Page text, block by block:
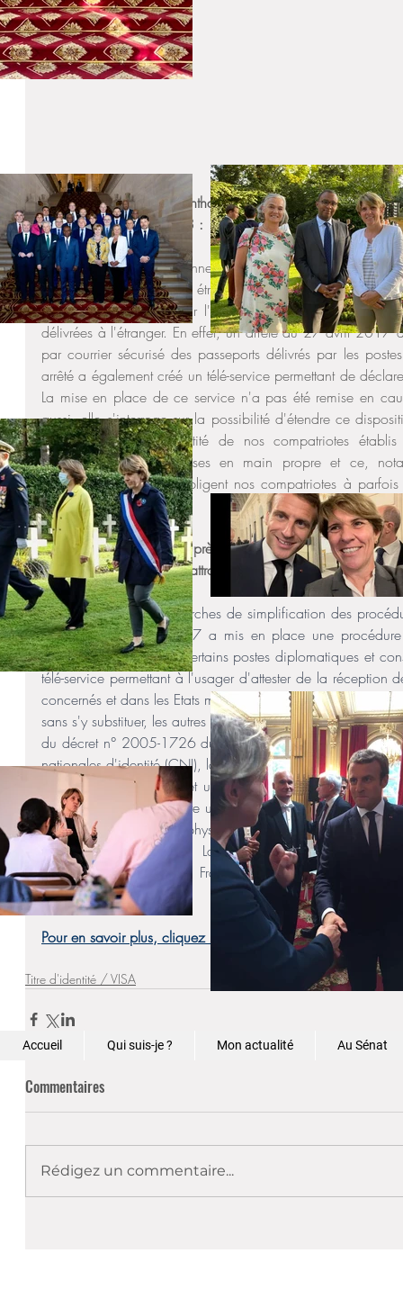
Question de Mme Samantha Cazebonne (Sénatrice des
publiée le 28/09/2023 :
Mme Samantha Cazebonne attire l'attention de M. le
l'Europe et des affaires étrangères, chargé du
Français de l'étranger sur l'envoi par courrier sécurisé
délivrées à l'étranger. En effet, un arrêté du 27 avril 2017
par courrier sécurisé des passeports délivrés par les
arrêté a également créé un télé-service permettant de
La mise en place de ce service n'a pas été remise en
aussi, elle s'interroge sur la possibilité d'étendre ce
cartes nationales d'identité de nos compatriotes
aujourd'hui qu'être remises en main propre et ce,
consulaires vastes qui obligent nos compatriotes à
récupérer leur CNI.
Réponse du Ministère auprès de la ministre de l'Europe
commerce extérieur, de l'attractivité et des Français de
Dans le cadre des démarches de simplification des
l'arrêté du 27 avril 2017 a mis en place une procédure
passeports délivrés par certains postes diplomatiques et
télé-service permettant à l'usager d'attester de la réception
concernés et dans les Etats membres de l'Union
sans s'y substituer, les autres modalités de remise des
du décret n° 2005-1726 du 30 décembre 2005 relatif
nationales d'identité (CNI), la remise des CNI
Les CNI intègrent en effet une identité numérique
passeports, et qui apporte un niveau de garantie élevé en
pour cela, la présence physique de l'usager lors de sa
vérification de l'identité. La mise en place de cette
permettra, à terme, aux Français de l'étranger de
services dématérialisés.
Pour en savoir plus, cliquez ici.
Titre d'identité / VISA
Commentaires
Rédigez un commentaire...
Accueil Qui suis-je ? Mon actualité Au Sénat